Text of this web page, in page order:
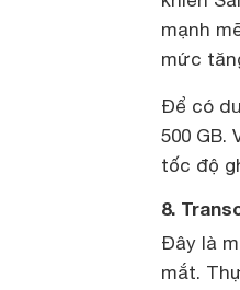
mạnh
mức
Để có
500 GB.
tốc độ
8.
Đây là
mắt.